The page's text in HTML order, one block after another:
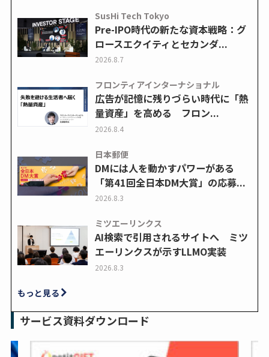
SusHi Tech Tokyo
Pre-IPO時代の新たな資本戦略：グ
ロースエクイティとセカンダ...
2026.8.7
フロンティアインターナショナル
広告が記憶に残りづらい時代に「熱
量資産」を高める フロン...
2026.8.4
日本郵便
DMには人を動かすパワーがある
「第41回全日本DM大賞」の応募...
2026.8.3
ミツエーリンクス
AI検索で引用されるサイトへ ミツ
エーリンクスが示すLLMO実装
2026.8.3
もっと見る
サービス資料ダウンロード